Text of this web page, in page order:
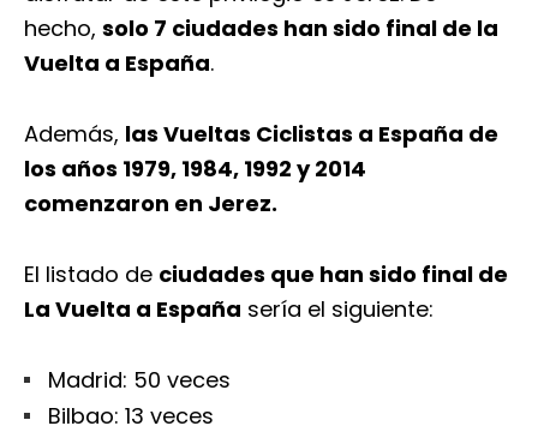
hecho, solo 7 ciudades han sido final de la
Vuelta a España.
Además, las Vueltas Ciclistas a España de
los años 1979, 1984, 1992 y 2014
comenzaron en Jerez.
El listado de ciudades que han sido final de
La Vuelta a España sería el siguiente:
Madrid: 50 veces
Bilbao: 13 veces